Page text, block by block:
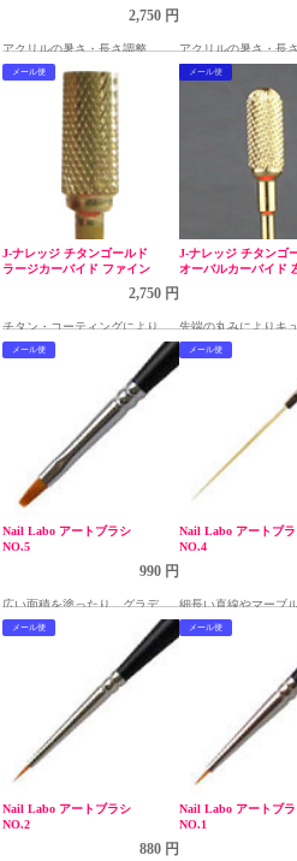
2,750 円
アクリルの暑さ・長さ調整、ジ
ェルネイルのオフ、表面ならし
アクリルの暑さ・長
ェルネイルのオフ、
メール便
J-ナレッジ チタンゴールド
ラージカーバイド ファイン
2,750 円
チタン・コーティングにより切
れ味が長持ちします。
メール便
J-ナレッジ チタンゴ
オーバルカーバイド
先端の丸みによりキ
ル周りも安心して使
す。
メール便
Nail Labo アートブラシ
NO.5
990 円
広い面積を塗ったり、グラデー
ションを取り入れたアートに最
メール便
Nail Labo アートブラ
NO.4
細長い直線やマーブ
ックアートに最適な
シ
メール便
Nail Labo アートブラシ
NO.2
880 円
メール便
Nail Labo アートブラ
NO.1